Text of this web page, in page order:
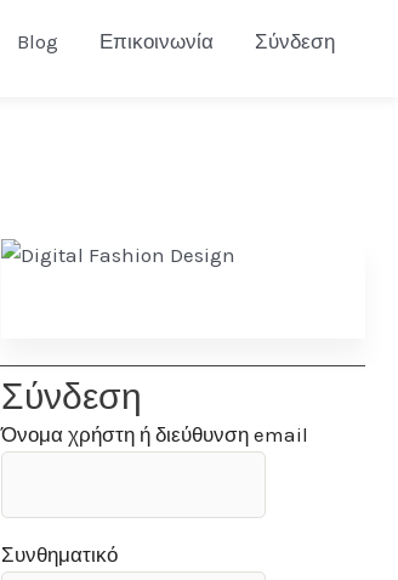
Blog Επικοινωνία Σύνδεση
Σύνδεση
Όνομα χρήστη ή διεύθυνση email
Συνθηματικό